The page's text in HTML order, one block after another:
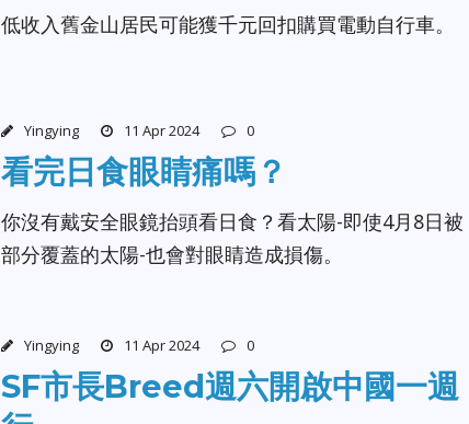
低收入舊金山居民可能獲千元回扣購買電動自行車。
Yingying 11 Apr 2024 0
看完日食眼睛痛嗎？
你沒有戴安全眼鏡抬頭看日食？看太陽-即使4月8日被
部分覆蓋的太陽-也會對眼睛造成損傷。
Yingying 11 Apr 2024 0
SF市長Breed週六開啟中國一週